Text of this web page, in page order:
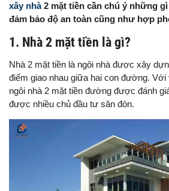
xây nhà2 mặt tiền cần chú ý những
đảm bảo độ an toàn cũng như hợp
1. Nhà 2 mặt tiền là gì?
Nhà 2 mặt tiền là ngôi nhà được xây
điểm giao nhau giữa hai con đường. Với
ngôi nhà 2 mặt tiền đường được đánh
được nhiều chủ đầu tư săn đón.